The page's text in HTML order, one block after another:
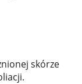
skórze